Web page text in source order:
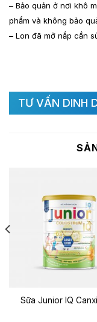
– Bảo quản ở nơi khô
phẩm và không bảo
– Lon đã mở nắp cần
TƯ VẤN DINH
Sữa Junior IQ